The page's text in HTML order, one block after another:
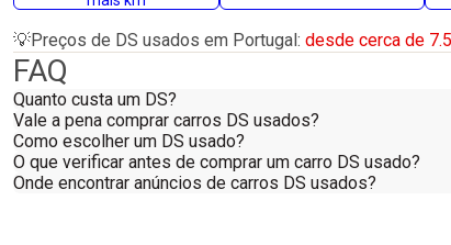
💡Preços de DS usados em Portugal: desde cerca de
FAQ
Quanto custa um DS?
Vale a pena comprar carros DS usados?
Como escolher um DS usado?
O que verificar antes de comprar um carro DS usado?
Onde encontrar anúncios de carros DS usados?